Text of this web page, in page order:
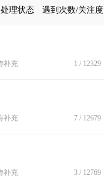
处理状态 遇到次数/关注度
补充 1 / 12329
补充 7 / 12679
补充 3 / 12769